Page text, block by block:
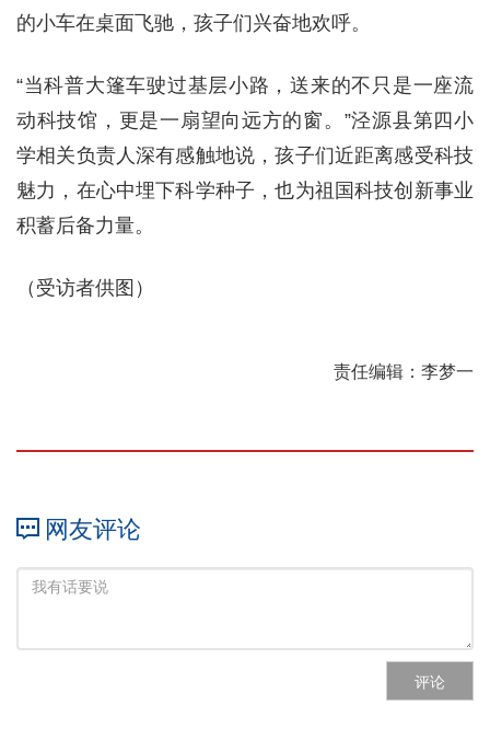
的小车在桌面飞驰，孩子们兴奋地欢呼。
“当科普大篷车驶过基层小路，送来的不只是一座流
动科技馆，更是一扇望向远方的窗。”泾源县第四小
学相关负责人深有感触地说，孩子们近距离感受科技
魅力，在心中埋下科学种子，也为祖国科技创新事业
积蓄后备力量。
（受访者供图）
责任编辑：李梦一
网友评论
评论